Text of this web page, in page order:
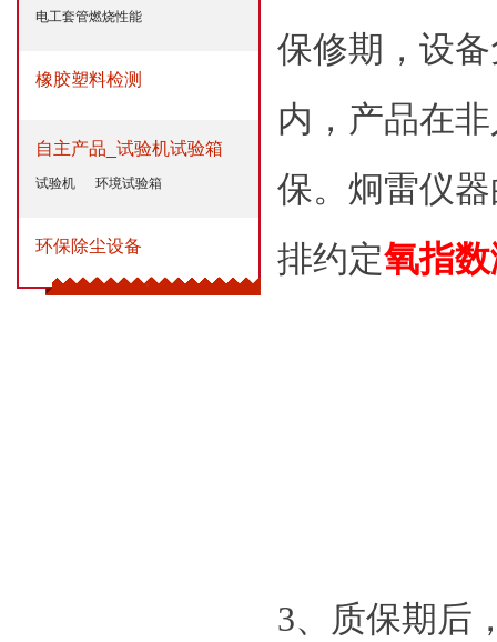
电工套管燃烧性能
橡胶塑料检测
自主产品_试验机试验箱
试验机 环境试验箱
环保除尘设备
保修期，设
内，产品在
保。炯雷仪
排约定氧指
3、质保期后